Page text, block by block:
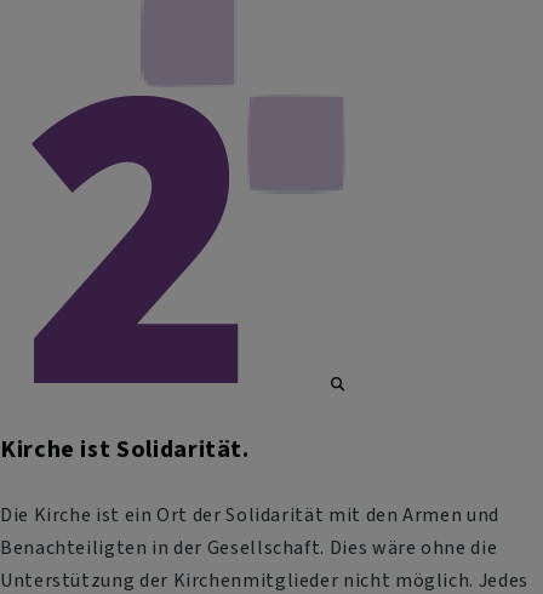
Kirche ist Solidarität.
Die Kirche ist ein Ort der Solidarität mit den Armen und
Benachteiligten in der Gesellschaft. Dies wäre ohne die
Unterstützung der Kirchenmitglieder nicht möglich. Jedes